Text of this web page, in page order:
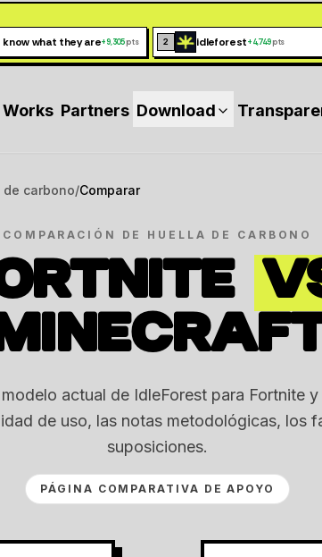
what they are+9,305pts 2 idleforest+4,749pts
Partners Download
carbono/Comparar
COMPARACIÓN DE HUELLA DE CARBONO
actual de IdleForest para Fortnite
de uso, las notas metodológicas, los
suposiciones.
PÁGINA COMPARATIVA DE APOYO